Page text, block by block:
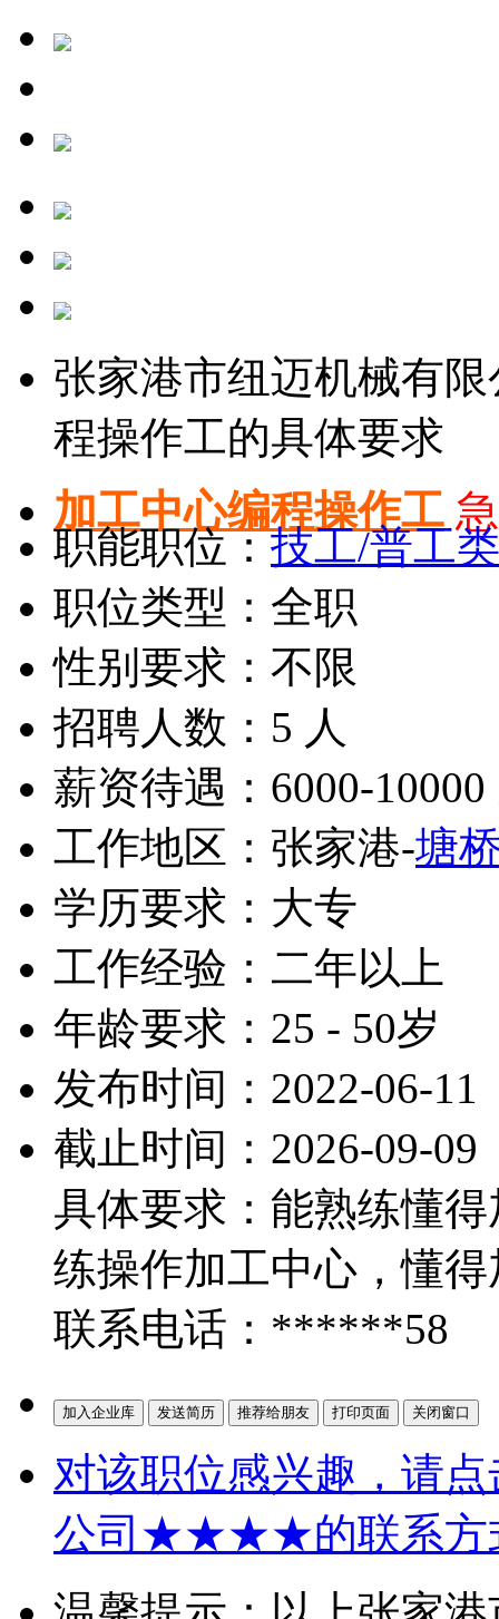
张家港市纽迈机械有
程操作工的具体要求
加工中心编程操作工
职能职位：技工/普工类
职位类型：全职
性别要求：不限
招聘人数：5 人
薪资待遇：6000-
工作地区：张家港-塘
学历要求：大专
工作经验：二年以上
年龄要求：25 - 50岁
发布时间：2022-06-11
截止时间：2026-09-09
具体要求：能熟练懂
练操作加工中心，懂
联系电话：******58
对该职位感兴趣，请
公司★★★★的联系方